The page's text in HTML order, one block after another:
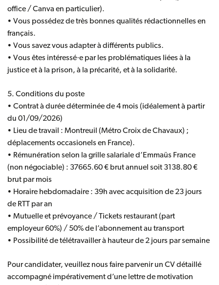
office / Canva en particulier).
• Vous possédez de très bonnes qualités rédactionnelles en
français.
• Vous savez vous adapter à différents publics.
• Vous êtes intéressé·e par les problématiques liées à la
justice et à la prison, à la précarité, et à la solidarité.
5. Conditions du poste
• Contrat à durée déterminée de 4 mois (idéalement à partir
du 01/09/2026)
• Lieu de travail : Montreuil (Métro Croix de Chavaux) ;
déplacements occasionels en France).
• Rémunération selon la grille salariale d’Emmaüs France
(non négociable) : 37665.60 € brut annuel soit 3138.80 €
brut par mois
• Horaire hebdomadaire : 39h avec acquisition de 23 jours
de RTT par an
• Mutuelle et prévoyance / Tickets restaurant (part
employeur 60%) / 50% de l’abonnement au transport
• Possibilité de télétravailler à hauteur de 2 jours par semaine
Pour candidater, veuillez nous faire parvenir un CV détaillé
accompagné impérativement d’une lettre de motivation